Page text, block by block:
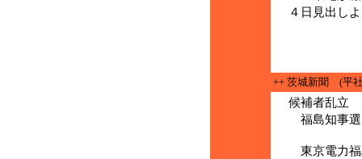
４日見出し
++ 茨城新聞 (平
候補者乱
福島知事選
東京電力福